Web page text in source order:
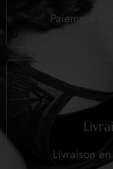
Paiement
Livraison en